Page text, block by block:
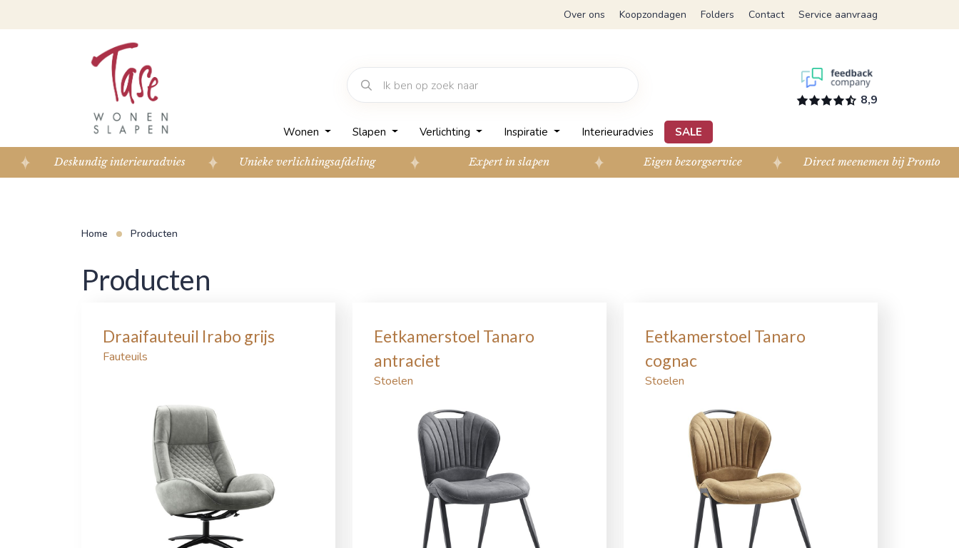
Over ons Koopzondagen Folders Contact Service aanvraag
Wonen Slapen Verlichting Inspiratie Interieuradvies SALE
8,9
Deskundig interieuradvies Unieke verlichtingsafdeling Expert in slapen Eigen bezorgservice Direct meenemen bij Pronto
Home Producten
Producten
Draaifauteuil Irabo grijs
Fauteuils
Eetkamerstoel Tanaro
antraciet
Stoelen
Eetkamerstoel Tanaro
cognac
Stoelen